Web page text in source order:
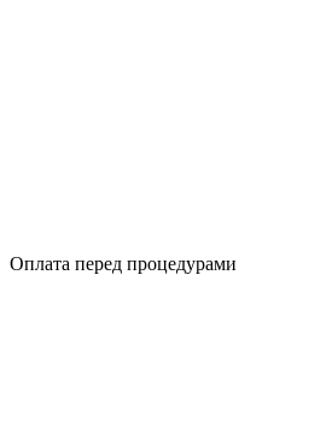
Оплата перед процедурами